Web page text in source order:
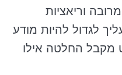
וריאציות
לגדול להיות מודע
מקבל החלטה אילו